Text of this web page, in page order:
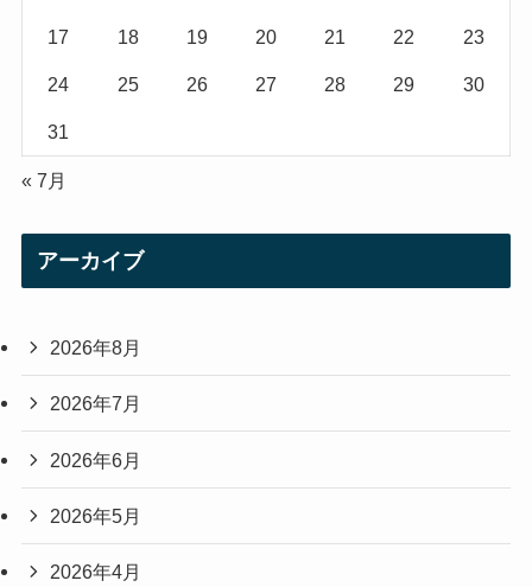
17 18 19 20 21 22 23
24 25 26 27 28 29 30
31
« 7月
アーカイブ
2026年8月
2026年7月
2026年6月
2026年5月
2026年4月